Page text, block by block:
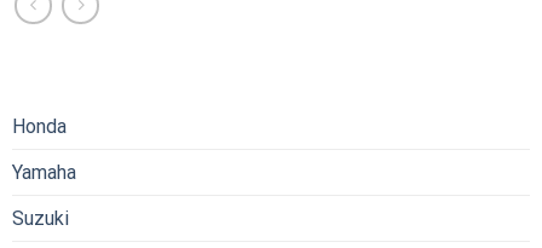
Honda
Yamaha
Suzuki